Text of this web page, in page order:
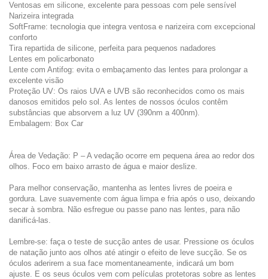
Ventosas em silicone, excelente para pessoas com pele sensível
Narizeira integrada
SoftFrame: tecnologia que integra ventosa e narizeira com excepcional
conforto
Tira repartida de silicone, perfeita para pequenos nadadores
Lentes em policarbonato
Lente com Antifog: evita o embaçamento das lentes para prolongar a
excelente visão
Proteção UV: Os raios UVA e UVB são reconhecidos como os mais
danosos emitidos pelo sol. As lentes de nossos óculos contêm
substâncias que absorvem a luz UV (390nm a 400nm).
Embalagem: Box Car
Área de Vedação: P – A vedação ocorre em pequena área ao redor dos
olhos. Foco em baixo arrasto de água e maior deslize.
Para melhor conservação, mantenha as lentes livres de poeira e
gordura. Lave suavemente com água limpa e fria após o uso, deixando
secar à sombra. Não esfregue ou passe pano nas lentes, para não
danificá-las.
Lembre-se: faça o teste de sucção antes de usar. Pressione os óculos
de natação junto aos olhos até atingir o efeito de leve sucção. Se os
óculos aderirem a sua face momentaneamente, indicará um bom
ajuste. E os seus óculos vem com películas protetoras sobre as lentes